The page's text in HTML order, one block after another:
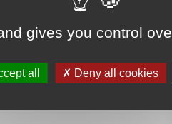
très positifs sur les séjours de
de reprendre de
gives you control
all Deny all cookies